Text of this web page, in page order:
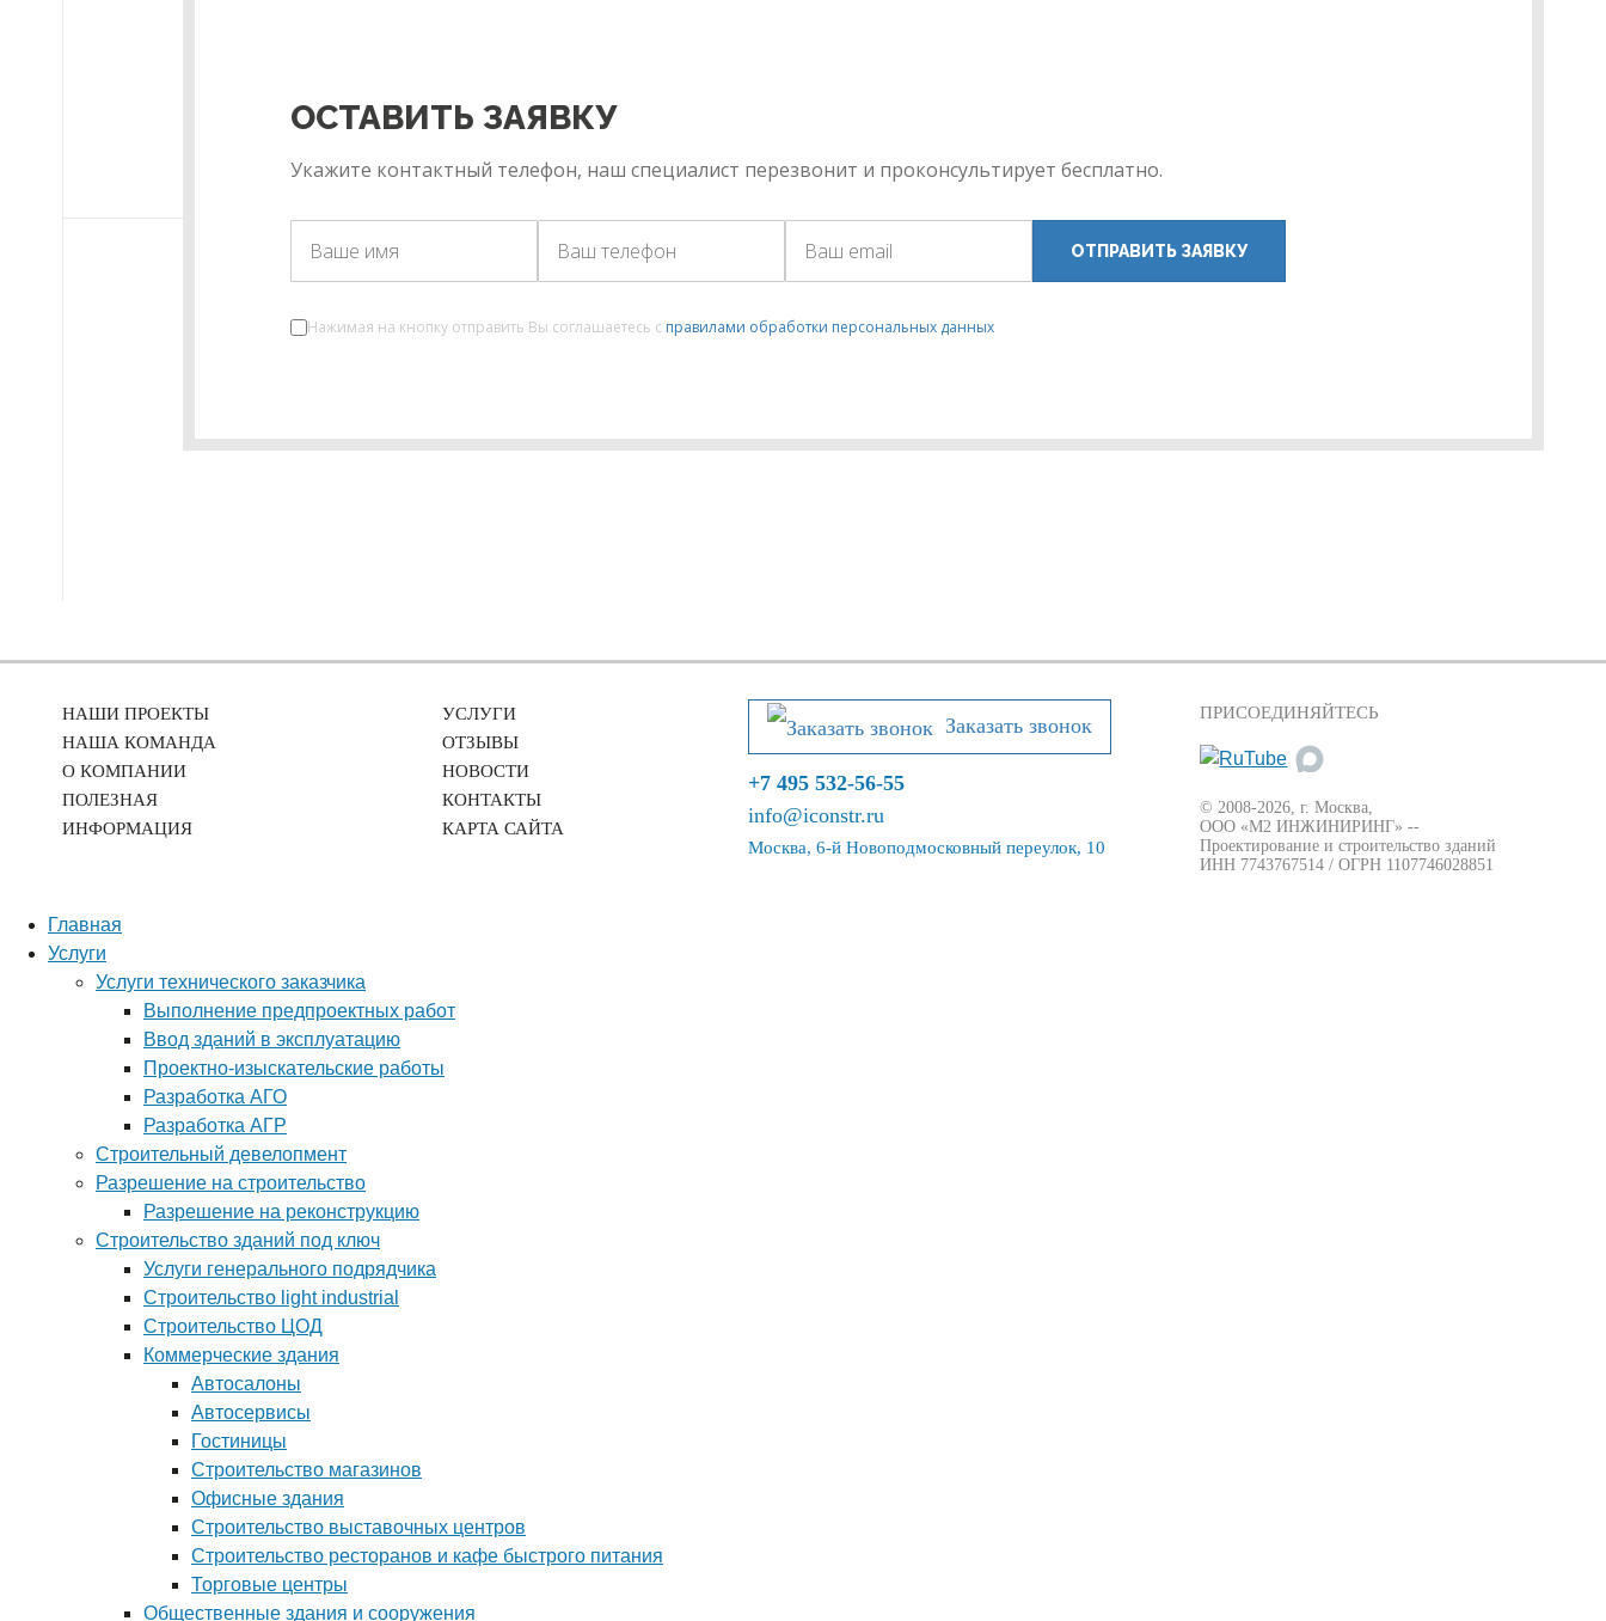
ОСТАВИТЬ ЗАЯВКУ
Укажите контактный телефон, наш специалист перезвонит и проконсультирует бесплатно.
ОТПРАВИТЬ ЗАЯВКУ
Нажимая на кнопку отправить Вы соглашаетесь с правилами обработки персональных данных
НАШИ ПРОЕКТЫ
НАША КОМАНДА
О КОМПАНИИ
ПОЛЕЗНАЯ
ИНФОРМАЦИЯ
УСЛУГИ
ОТЗЫВЫ
НОВОСТИ
КОНТАКТЫ
КАРТА САЙТА
Заказать звонок
+7 495 532-56-55
info@iconstr.ru
Москва, 6-й Новоподмосковный переулок, 10
ПРИСОЕДИНЯЙТЕСЬ
© 2008-2026, г. Москва,
ООО «М2 ИНЖИНИРИНГ» --
Проектирование и строительство зданий
ИНН 7743767514 / ОГРН 1107746028851
Главная
Услуги
Услуги технического заказчика
Выполнение предпроектных работ
Ввод зданий в эксплуатацию
Проектно-изыскательские работы
Разработка АГО
Разработка АГР
Строительный девелопмент
Разрешение на строительство
Разрешение на реконструкцию
Строительство зданий под ключ
Услуги генерального подрядчика
Строительство light industrial
Строительство ЦОД
Коммерческие здания
Автосалоны
Автосервисы
Гостиницы
Строительство магазинов
Офисные здания
Строительство выставочных центров
Строительство ресторанов и кафе быстрого питания
Торговые центры
Общественные здания и сооружения